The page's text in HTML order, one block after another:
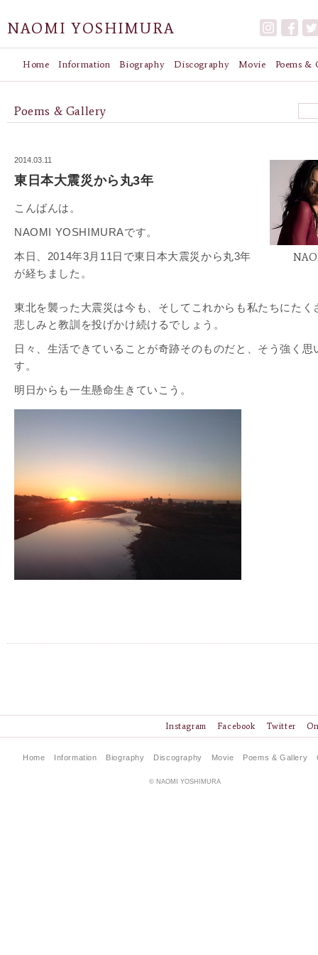
NAOMI YOSHIMURA
Home Information Biography Discography Movie Poems &
Poems & Gallery
2014.03.11
東日本大震災から丸3年
こんばんは。
NAOMI YOSHIMURAです。
本日、2014年3月11日で東日本大震災から丸3年
が経ちました。
東北を襲った大震災は今も、そしてこれからも私たちにたく
悲しみと教訓を投げかけ続けるでしょう。
日々、生活できていることが奇跡そのものだと、そう強く思
す。
明日からも一生懸命生きていこう。
Twitter
Facebook
Instagram
Home Information Biography Discography Movie Poems & Gallery
© NAOMI YOSHIMURA